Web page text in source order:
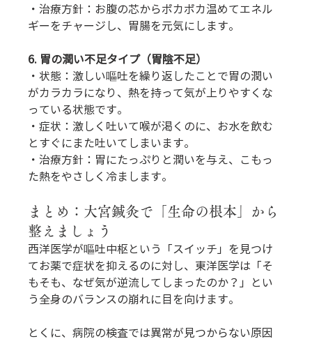
・治療方針：お腹の芯からポカポカ温めてエネル
ギーをチャージし、胃腸を元気にします。
6. 胃の潤い不足タイプ（胃陰不足）
・状態：激しい嘔吐を繰り返したことで胃の潤い
がカラカラになり、熱を持って気が上りやすくな
っている状態です。
・症状：激しく吐いて喉が渇くのに、お水を飲む
とすぐにまた吐いてしまいます。
・治療方針：胃にたっぷりと潤いを与え、こもっ
た熱をやさしく冷まします。
まとめ：大宮鍼灸で「生命の根本」から
整えましょう
西洋医学が嘔吐中枢という「スイッチ」を見つけ
てお薬で症状を抑えるのに対し、東洋医学は「そ
もそも、なぜ気が逆流してしまったのか？」とい
う全身のバランスの崩れに目を向けます。
とくに、病院の検査では異常が見つからない原因